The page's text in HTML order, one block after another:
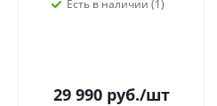
Есть в наличии (1)
29 990 руб./шт